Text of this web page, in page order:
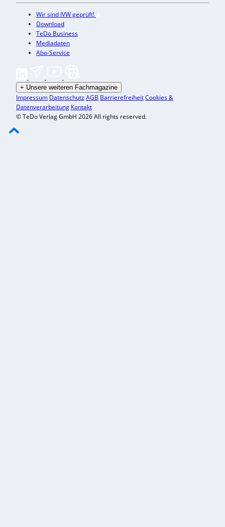
Wir sind IVW geprüft!
Download
TeDo Business
Mediadaten
Abo-Service
+ Unsere weiteren Fachmagazine
Impressum DatenschutzAGB BarrierefreiheitCookies &
Datenverarbeitung Kontakt
© TeDo Verlag GmbH 2026 All rights reserved.